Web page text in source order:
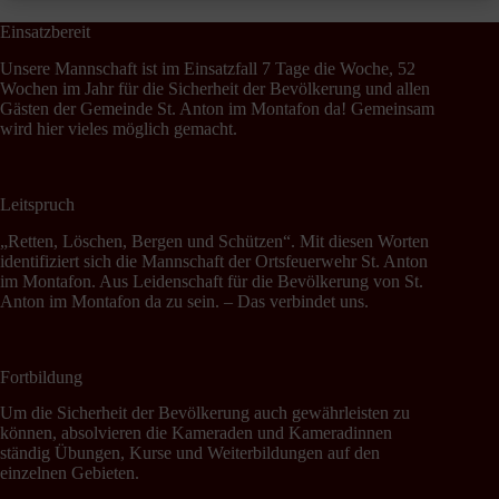
Einsatzbereit
Unsere Mannschaft ist im Einsatzfall 7 Tage die Woche, 52
Wochen im Jahr für die Sicherheit der Bevölkerung und allen
Gästen der Gemeinde St. Anton im Montafon da! Gemeinsam
wird hier vieles möglich gemacht.
Leitspruch
„Retten, Löschen, Bergen und Schützen“. Mit diesen Worten
identifiziert sich die Mannschaft der Ortsfeuerwehr St. Anton
im Montafon. Aus Leidenschaft für die Bevölkerung von St.
Anton im Montafon da zu sein. – Das verbindet uns.
Fortbildung
Um die Sicherheit der Bevölkerung auch gewährleisten zu
können, absolvieren die Kameraden und Kameradinnen
ständig Übungen, Kurse und Weiterbildungen auf den
einzelnen Gebieten.